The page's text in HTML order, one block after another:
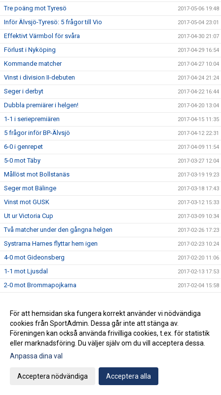
Tre poäng mot Tyresö 2017-05-06 19:48
Inför Älvsjö-Tyresö: 5 frågor till Vio 2017-05-04 23:01
Effektivt Värmbol för svåra 2017-04-30 21:07
Förlust i Nyköping 2017-04-29 16:54
Kommande matcher 2017-04-27 10:04
Vinst i division II-debuten 2017-04-24 21:24
Seger i derbyt 2017-04-22 16:44
Dubbla premiärer i helgen! 2017-04-20 13:04
1-1 i seriepremiären 2017-04-15 11:35
5 frågor inför BP-Älvsjö 2017-04-12 22:31
6-0 i genrepet 2017-04-09 11:54
5-0 mot Täby 2017-03-27 12:04
Mållöst mot Bollstanäs 2017-03-19 19:23
Seger mot Bälinge 2017-03-18 17:43
Vinst mot GUSK 2017-03-12 15:33
Ut ur Victoria Cup 2017-03-09 10:34
Två matcher under den gångna helgen 2017-02-26 17:23
Systrarna Harnes flyttar hem igen 2017-02-23 10:24
4-0 mot Gideonsberg 2017-02-20 11:06
1-1 mot Ljusdal 2017-02-13 17:53
2-0 mot Brommapojkarna 2017-02-04 15:58
Semi respektive återkval i Nyköping Futsal Cup 2017-01-30 13:21
Isabelle Käller ny lagkapten 2017-01-24 11:27
Seger respektive semifinal i NFF-cupen 2017-01-14 18:57
Finalförlust i förlängningen
Vidare till slutspelet i ST-cupen
För att hemsidan ska fungera korrekt använder vi nödvändiga
cookies från SportAdmin. Dessa går inte att stänga av.
Föreningen kan också använda frivilliga cookies, t.ex. för statistik
eller marknadsföring. Du väljer själv om du vill acceptera dessa.
Anpassa dina val
Acceptera nödvändiga Acceptera alla